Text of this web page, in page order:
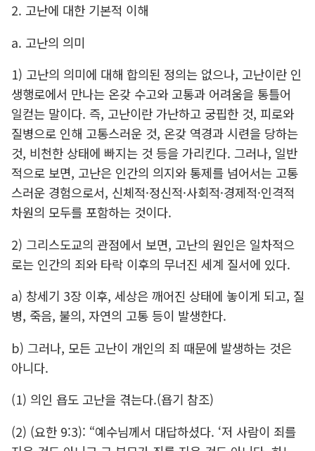
2. 고난에 대한 기본적 이해
a. 고난의 의미
1) 고난의 의미에 대해 합의된 정의는 없으나, 고난이란 인
생행로에서 만나는 온갖 수고와 고통과 어려움을 통틀어
일컫는 말이다. 즉, 고난이란 가난하고 궁핍한 것, 피로와
질병으로 인해 고통스러운 것, 온갖 역경과 시련을 당하는
것, 비천한 상태에 빠지는 것 등을 가리킨다. 그러나, 일반
적으로 보면, 고난은 인간의 의지와 통제를 넘어서는 고통
스러운 경험으로서, 신체적·정신적·사회적·경제적·인격적
차원의 모두를 포함하는 것이다.
2) 그리스도교의 관점에서 보면, 고난의 원인은 일차적으
로는 인간의 죄와 타락 이후의 무너진 세계 질서에 있다.
a) 창세기 3장 이후, 세상은 깨어진 상태에 놓이게 되고, 질
병, 죽음, 불의, 자연의 고통 등이 발생한다.
b) 그러나, 모든 고난이 개인의 죄 때문에 발생하는 것은
아니다.
(1) 의인 욥도 고난을 겪는다.(욥기 참조)
(2) (요한 9:3): “예수님께서 대답하셨다. ‘저 사람이 죄를